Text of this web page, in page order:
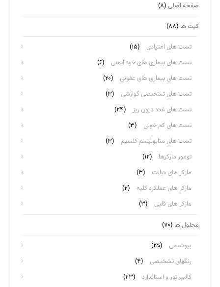
صفحه اصلی (۸)
کیت ها (۸۸)
تست های اعتیادی
(۱۵)
تست های بیماری های خود ایمنی
(۶)
تست های بیماری های عفونی
(۲۰)
تست های تشخیصی گوارشی
(۳)
تست های غدد درون ریز
(۲۴)
تست های کم خونی
(۳)
تست های متابولیسم کلسیم
(۳)
تومور مارکرها
(۱۲)
مارکر های دیابت
(۳)
مارکر های عملکرد کلیه
(۲)
مارکر های قلبی
(۳)
محلول ها (۷۰)
بیوشیمی
(۲۵)
رنگهای تشخیصی
(۴)
کالیبراتور و استاندارد
(۲۳)